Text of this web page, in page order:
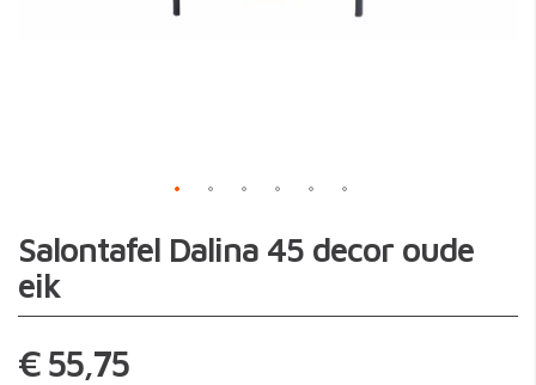
to
the
beginning
of
images
Salontafel Dalina 45 decor oude
eik
€ 55,75